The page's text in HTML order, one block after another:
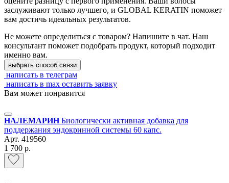
заслуживают только лучшего, и GLOBAL KERATIN поможет
вам достичь идеальных результатов.
Не можете определиться с товаром? Напишите в чат. Наш
консультант поможет подобрать продукт, который подходит
именно вам.
выбрать способ связи
написать в телеграм
написать в max оставить заявку
Вам может понравится
НАЛЕМАРИНБиологически активная добавка для
поддержания эндокринной системы 60 капс.
Арт. 419560
1 700 р.